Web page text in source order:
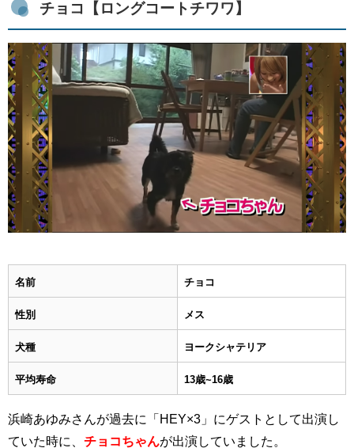
チョコ【ロングコートチワワ】
名前 チョコ
性別 メス
犬種 ヨークシャテリア
平均寿命 13歳~16歳
浜崎あゆみさんが過去に「HEY×3」にゲストとして出演し
ていた時に、 チョコちゃんが出演していました。